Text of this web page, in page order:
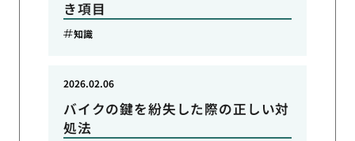
き項目
知識
バイクの鍵を紛失した際の正しい対
処法
2026.02.06